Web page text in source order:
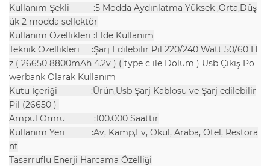
Kullanım Şekli :5 Modda Aydınlatma Yüksek ,Orta,Düş
ük 2 modda sellektör
Kullanım Özellikleri :Elde Kullanım
Teknik Özellikleri :Şarj Edilebilir Pil 220/240 Watt 50/60 H
z ( 26650 8800mAh 4.2v ) ( type c ile Dolum ) Usb Çıkış Po
werbank Olarak Kullanım
Kutu İçeriği :Ürün,Usb Şarj Kablosu ve Şarj edilebilir
Pil (26650 )
Ampül Ömrü :100.000 Saattir
Kullanım Yeri :Av, Kamp,Ev, Okul, Araba, Otel, Restora
nt
Tasarruflu Enerji Harcama Özelliği